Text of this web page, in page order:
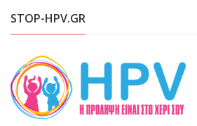
STOP-HPV.GR